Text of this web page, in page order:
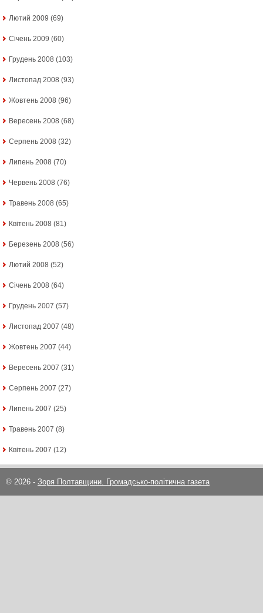
Лютий 2009 (69)
Січень 2009 (60)
Грудень 2008 (103)
Листопад 2008 (93)
Жовтень 2008 (96)
Вересень 2008 (68)
Серпень 2008 (32)
Липень 2008 (70)
Червень 2008 (76)
Травень 2008 (65)
Квітень 2008 (81)
Березень 2008 (56)
Лютий 2008 (52)
Січень 2008 (64)
Грудень 2007 (57)
Листопад 2007 (48)
Жовтень 2007 (44)
Вересень 2007 (31)
Серпень 2007 (27)
Липень 2007 (25)
Травень 2007 (8)
Квітень 2007 (12)
© 2026 - Зоря Полтавщини. Громадсько-політична газета